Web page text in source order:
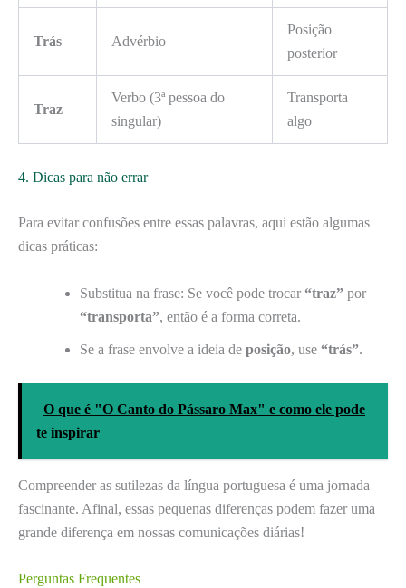
Trás Advérbio
Posição
posterior
Traz
Verbo (3ª pessoa do
singular)
Transporta
algo
4. Dicas para não errar
Para evitar confusões entre essas palavras, aqui estão algumas
dicas práticas:
Substitua na frase: Se você pode trocar “traz” por
“transporta”, então é a forma correta.
Se a frase envolve a ideia de posição, use “trás”.
O que é "O Canto do Pássaro Max" e como ele pode
te inspirar
Compreender as sutilezas da língua portuguesa é uma jornada
fascinante. Afinal, essas pequenas diferenças podem fazer uma
grande diferença em nossas comunicações diárias!
Perguntas Frequentes